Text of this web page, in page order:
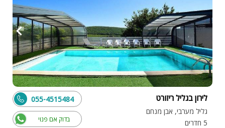
לירון בגליל ריזורט
גליל מערבי, אבן מנחם
5 חדרים
בדוק אם פנוי
055-4515484